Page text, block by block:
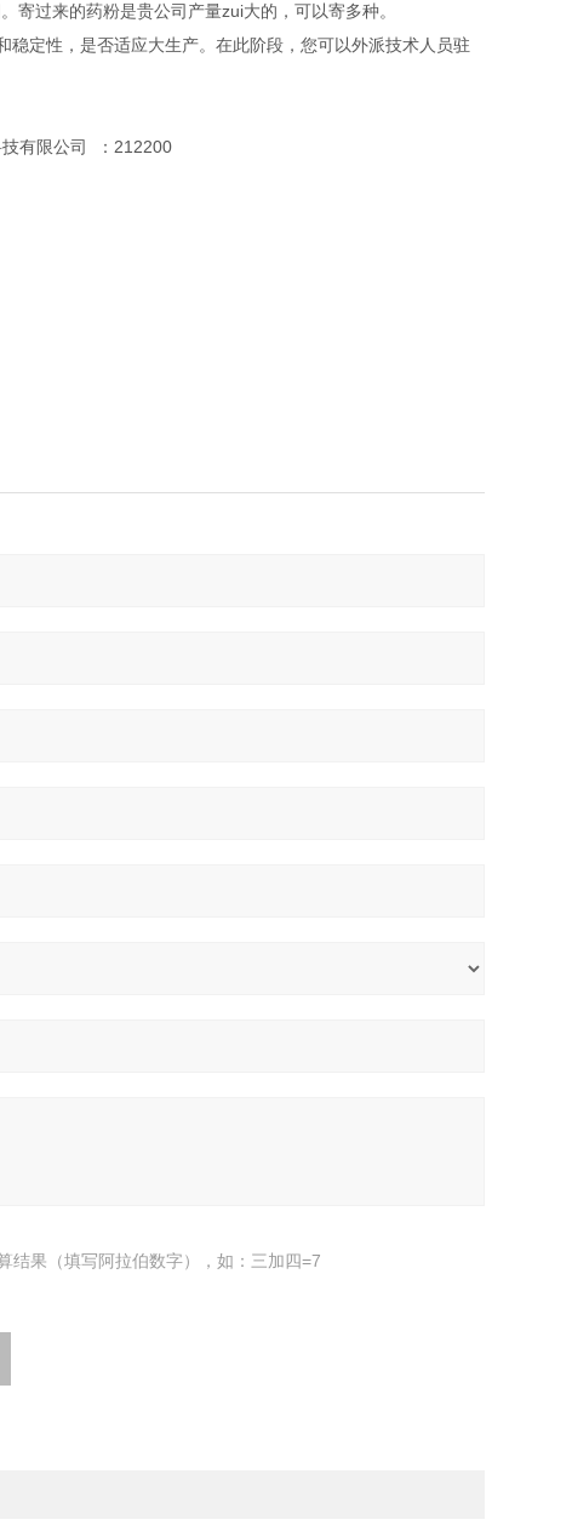
寄过来的药粉是贵公司产量zui大的，可以寄多种。
定性，是否适应大生产。在此阶段，您可以外派技术人员驻
有限公司 ：212200
结果（填写阿拉伯数字），如：三加四=7